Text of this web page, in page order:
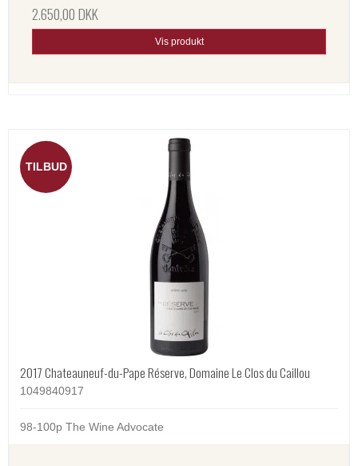
2.650,00 DKK
Vis produkt
TILBUD
2017 Chateauneuf-du-Pape Réserve, Domaine Le Clos du Caillou
1049840917
98-100p The Wine Advocate